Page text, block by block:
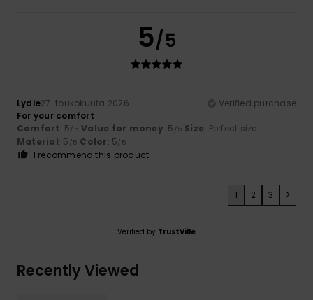
5/5
Lydie27. toukokuuta 2026
Verified purchase
For your comfort
Comfort: 5/5 Value for money: 5 /5 Size: Perfect size
Material: 5 /5 Color: 5/5
I recommend this product
1 2 3 >
Verified by TrustVille
Recently Viewed